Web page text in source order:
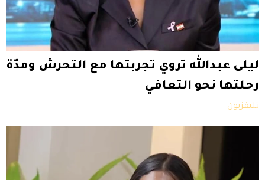
ليلى عبدالله تروي تجربتها مع التحرش ومدّة
رحلتها نحو التعافي
تليفزيون